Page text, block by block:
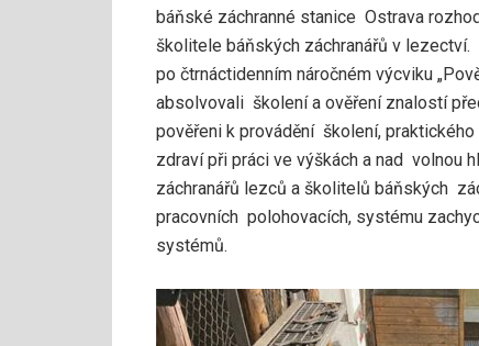
báňské záchranné stanice Ostrava
školitele báňských záchranářů v
po čtrnáctidenním náročném výcviku
absolvovali školení a ověření znalostí
pověřeni k provádění školení,
zdraví při práci ve výškách a nad volnou
záchranářů lezců a školitelů báňských
pracovních polohovacích, systému
systémů.